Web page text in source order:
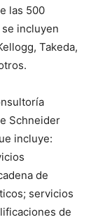
las 500
incluyen
Takeda,
Schneider
incluye:
de
servicios
de